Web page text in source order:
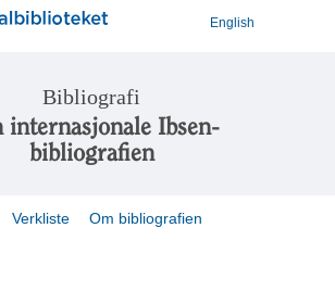
English
Bibliografi
internasjonale Ibsen-
bibliografien
Verkliste Om bibliografien